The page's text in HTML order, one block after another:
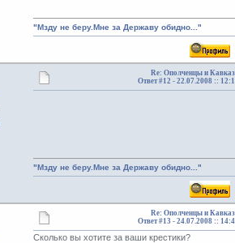
"Мзду не беру.Мне за Державу обидно..."
Re: Ополченцы и
Ответ #12 - 22.07.2008 ::
"Мзду не беру.Мне за Державу обидно..."
Re: Ополченцы и
Ответ #13 - 24.07.2008 ::
Сколько вы хотите за ваши крестики?